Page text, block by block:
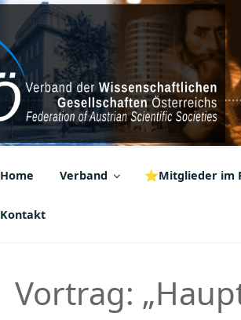
VWGÖ
Federation of Austrian Scientific
Home Verband ⭐Mitglieder im
Kontakt
Vortrag: